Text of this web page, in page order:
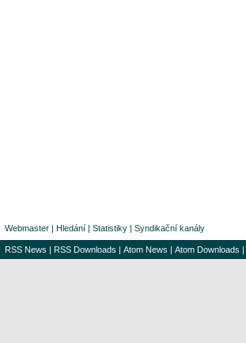
Webmaster | Hledání | Statistiky | Syndikační kanály
RSS News | RSS Downloads | Atom News | Atom Downloads |